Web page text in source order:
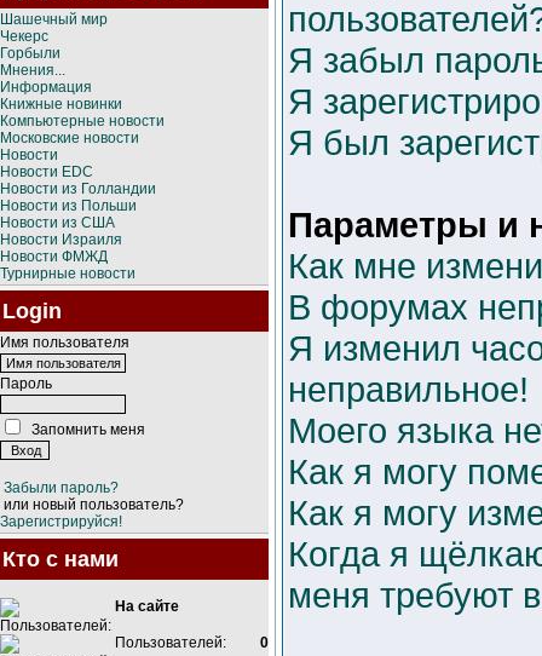
Шашечный мир
Чекерс
Горбыли
Мнения...
Информация
Книжные новинки
Компьютерные новости
Московские новости
Новости
Новости EDC
Новости из Голландии
Новости из Польши
Новости из США
Новости Израиля
Новости ФМЖД
Турнирные новости
Login
Имя пользователя
Пароль
Запомнить меня
Забыли пароль?
или новый пользователь?
Зарегистрируйся!
Кто с нами
На сайте
Пользователей: 0
Я забыл
Я
Я был
Параметры и
Как мне
В форумах
Я изменил
неправильное!
Моего языка
Как я могу
Как я могу
Когда я
меня требуют